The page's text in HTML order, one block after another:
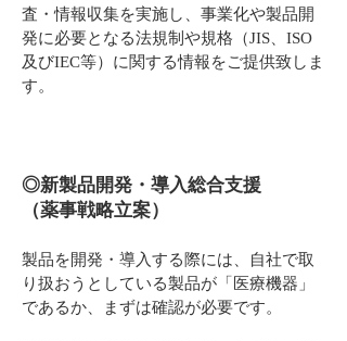
査・情報収集を実施し、事業化や製品開
発に必要となる法規制や規格（JIS、ISO
及びIEC等）に関する情報をご提供致しま
す。
◎新製品開発・導入総合支援
（薬事戦略立案）
製品を開発・導入する際には、自社で取
り扱おうとしている製品が「医療機器」
であるか、まずは確認が必要です。